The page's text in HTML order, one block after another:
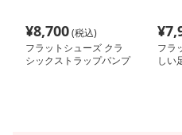
¥8,700(税込)
フラットシューズ クラ
シックストラップパンプ
¥
フラ
しい